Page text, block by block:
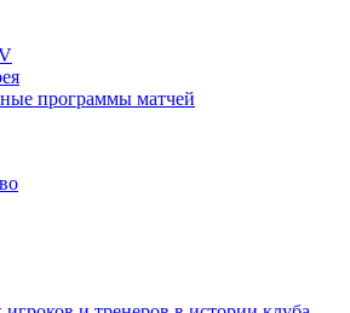
программы матчей